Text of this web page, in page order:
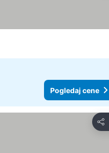
Pogledaj cene
Deli